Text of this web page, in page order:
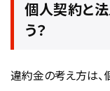
個人契約と
う？
違約金の考え方は、